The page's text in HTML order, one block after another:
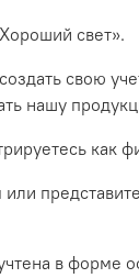
свет».
свою
нашу
как
в форме